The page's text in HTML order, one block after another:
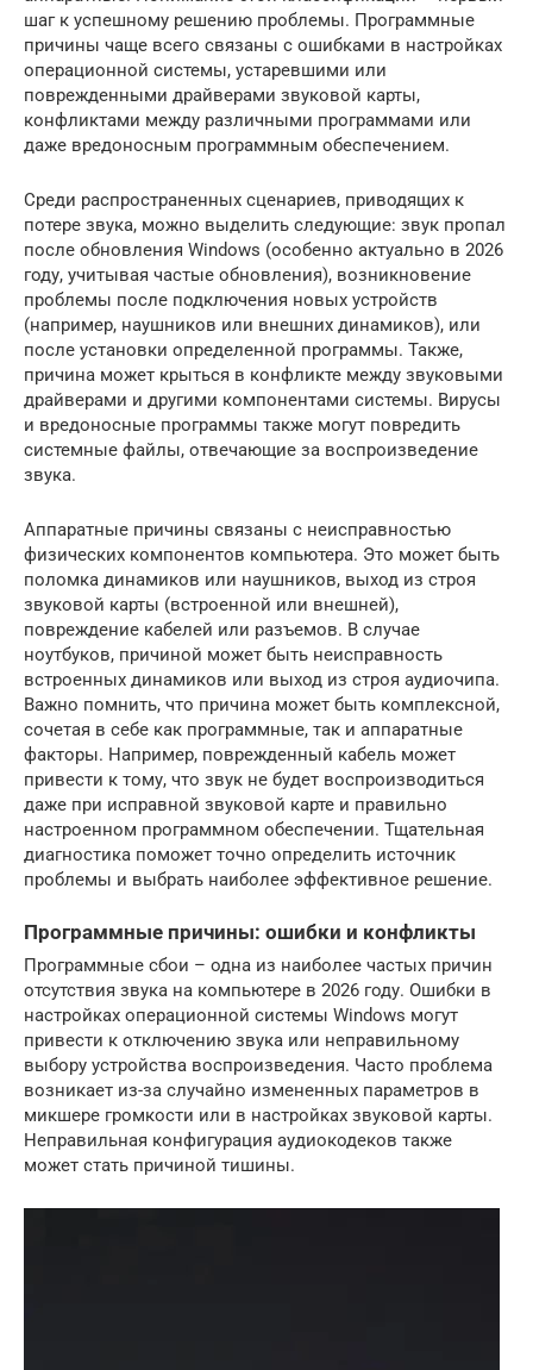
шаг к успешному решению проблемы. Программные
причины чаще всего связаны с ошибками в настройках
операционной системы, устаревшими или
поврежденными драйверами звуковой карты,
конфликтами между различными программами или
даже вредоносным программным обеспечением.
Среди распространенных сценариев, приводящих к
потере звука, можно выделить следующие: звук пропал
после обновления Windows (особенно актуально в 2026
году, учитывая частые обновления), возникновение
проблемы после подключения новых устройств
(например, наушников или внешних динамиков), или
после установки определенной программы. Также,
причина может крыться в конфликте между звуковыми
драйверами и другими компонентами системы. Вирусы
и вредоносные программы также могут повредить
системные файлы, отвечающие за воспроизведение
звука.
Аппаратные причины связаны с неисправностью
физических компонентов компьютера. Это может быть
поломка динамиков или наушников, выход из строя
звуковой карты (встроенной или внешней),
повреждение кабелей или разъемов. В случае
ноутбуков, причиной может быть неисправность
встроенных динамиков или выход из строя аудиочипа.
Важно помнить, что причина может быть комплексной,
сочетая в себе как программные, так и аппаратные
факторы. Например, поврежденный кабель может
привести к тому, что звук не будет воспроизводиться
даже при исправной звуковой карте и правильно
настроенном программном обеспечении. Тщательная
диагностика поможет точно определить источник
проблемы и выбрать наиболее эффективное решение.
Программные причины: ошибки и конфликты
Программные сбои – одна из наиболее частых причин
отсутствия звука на компьютере в 2026 году. Ошибки в
настройках операционной системы Windows могут
привести к отключению звука или неправильному
выбору устройства воспроизведения. Часто проблема
возникает из-за случайно измененных параметров в
микшере громкости или в настройках звуковой карты.
Неправильная конфигурация аудиокодеков также
может стать причиной тишины.